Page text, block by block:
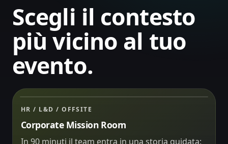
Scegli il contesto
più vicino al tuo
evento.
LEADERSHIP OFFSITE
Live
ÉQUIPE A
HR / L&D / OFFSITE
Corporate Mission Room
In 90 minuti il team entra in una storia guidata: